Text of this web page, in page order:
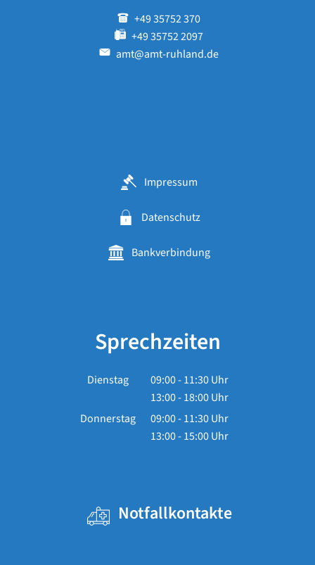
+49 35752 370
+49 35752 2097
amt@amt-ruhland.de
Impressum
Datenschutz
Bankverbindung
Sprechzeiten
Dienstag 09:00-11:30Uhr
Von 09:00 bis 11:30 Uhr
13:00-18:00Uhr
Von 13:00 bis 18:00 Uhr
Donnerstag 09:00-11:30Uhr
Von 09:00 bis 11:30 Uhr
13:00-15:00Uhr
Notfallkontakte